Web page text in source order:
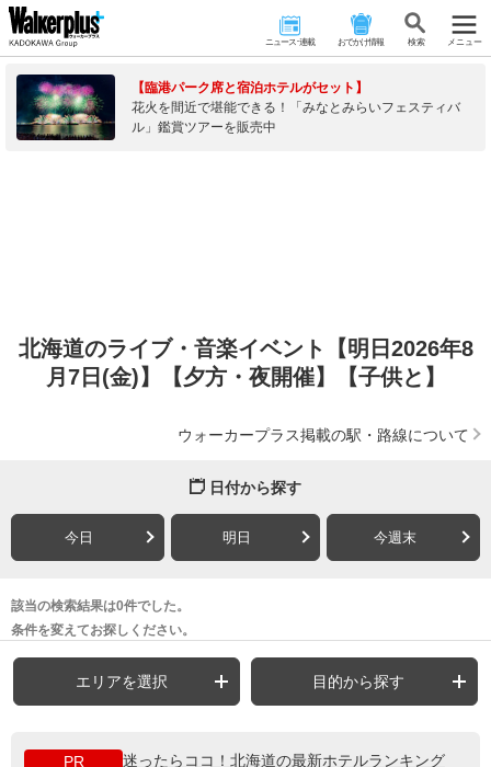
ニュース･連載 おでかけ情報 検 索 メニュー
【臨港パーク席と宿泊ホテルがセット】
花火を間近で堪能できる！「みなとみらいフェスティバ
ル」鑑賞ツアーを販売中
北海道のライブ・音楽イベント【明日2026年8
月7日(金)】【夕方・夜開催】【子供と】
ウォーカープラス掲載の駅・路線について
日付から探す
今日 明日 今週末
該当の検索結果は0件でした。
条件を変えてお探しください。
エリアを選択 目的から探す
PR
迷ったらココ！北海道の最新ホテルランキング